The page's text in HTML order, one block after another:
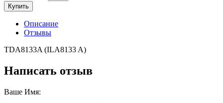
Купить
Описание
Отзывы
TDA8133A (ILA8133 A)
Написать отзыв
Ваше Имя: